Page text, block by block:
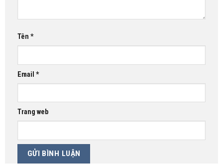
Tên *
Email *
Trang web